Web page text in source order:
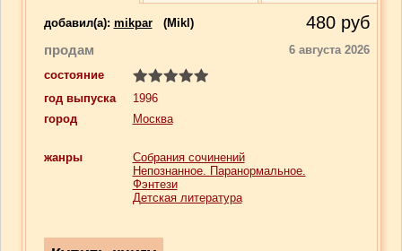
добавил(a): mikpar (Mikl) 480 руб
продам
6 августа 2026
состояние
год выпуска
1996
город
Москва
жанры
Собрания сочинений
Непознанное. Паранормальное.
Фэнтези
Детская литература